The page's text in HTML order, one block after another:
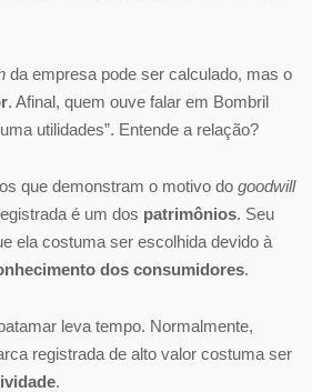
da empresa pode ser calculado, mas o
. Afinal, quem ouve falar em Bombril
utilidades”. Entende a relação?
que demonstram o motivo do goodwill
é um dos patrimônios. Seu
ela costuma ser escolhida devido à
dos consumidores.
leva tempo. Normalmente,
registrada de alto valor costuma ser
.